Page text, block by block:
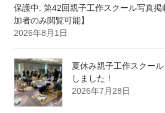
保護中: 第42回親子工作スクール写真掲
加者のみ閲覧可能】
2026年8月1日
夏休み親子工作スクー
しました！
2026年7月28日